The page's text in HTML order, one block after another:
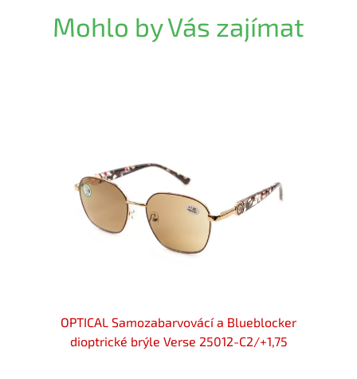
Mohlo by Vás zajímat
OPTICAL Samozabarvovácí a Blueblocker
dioptrické brýle Verse 25012-C2/+1,75